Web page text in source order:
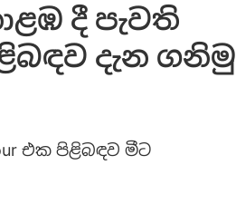
​දී පැවති
දැන ගනි​මු
එක පිළිබඳව මීට